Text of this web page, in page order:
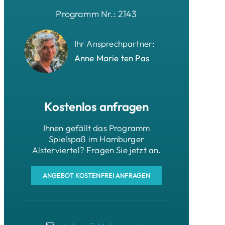
Programm Nr.: 2143
Ihr Ansprechpartner:
Anne Marie ten Pas
Kostenlos anfragen
Ihnen gefällt das Programm
Spielspaß im Hamburger
Alsterviertel? Fragen Sie jetzt an.
ANGEBOT KOSTENFREI ANFRAGEN